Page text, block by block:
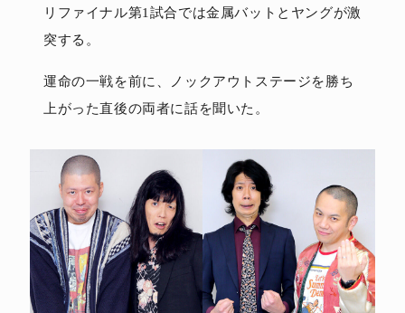
リファイナル第1試合では金属バットとヤングが激
突する。
運命の一戦を前に、ノックアウトステージを勝ち
上がった直後の両者に話を聞いた。